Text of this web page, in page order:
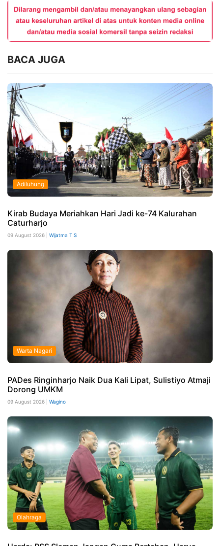
BACA JUGA
Adiluhung
Kirab Budaya Meriahkan Hari Jadi ke-74 Kalurahan
Caturharjo
09 August 2026 | Wijatma T S
Warta Nagari
PADes Ringinharjo Naik Dua Kali Lipat, Sulistiyo Atmaji
Dorong UMKM
09 August 2026 | Wagino
Olahraga